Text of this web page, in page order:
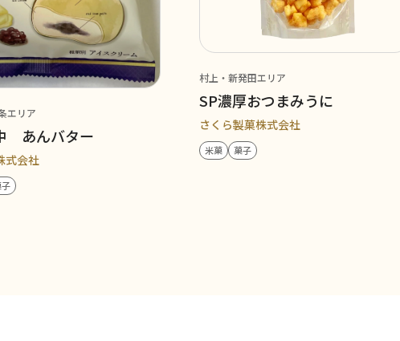
エリア
あんバター
式会社
村上・新発田エリア
SP濃厚おつまみうに
さくら製菓株式会社
米菓 菓子